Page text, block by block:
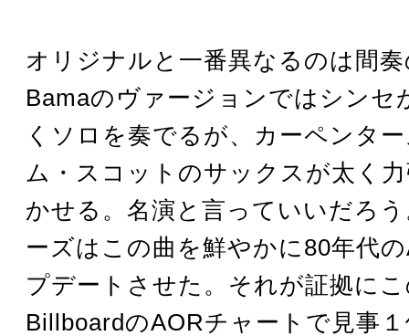
オリジナルと一番異なるのは間
Bamaのヴァージョンではシンセ
くソロを奏でるが、カーペンタ
ム・スコットのサックスが太く
かせる。名演と言っていいだろ
ーズはこの曲を鮮やかに80年代
プデートさせた。それが証拠に
BillboardのAORチャートで見事